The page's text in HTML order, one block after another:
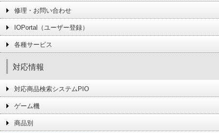
修理・お問い合わせ
IOPortal（ユーザー登録）
各種サービス
対応情報
対応商品検索システムPIO
ゲーム機
商品別